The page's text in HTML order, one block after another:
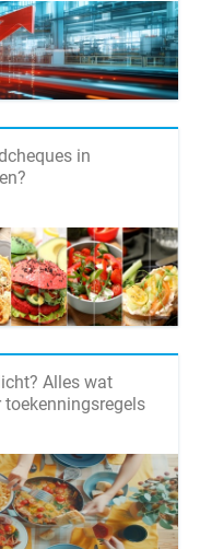
in
Alles wat
toekenningsregels